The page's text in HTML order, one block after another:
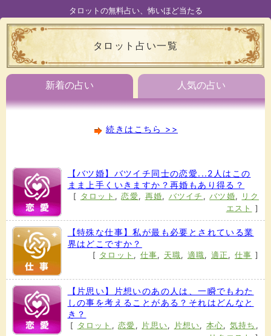
タロットの無料占い、怖いほど当たる
タロット占い一覧
新着の占い 人気の占い
続きはこちら >>
【バツ婚】バツイチ同士の恋愛...2人はこの
まま上手くいきますか？再婚もあり得る？
[ タロット ,恋愛, 再婚, バツイチ ,バツ婚,
リク
エスト
]
【特殊な仕事】私が最も必要とされている業
界はどこですか？
[ タロット , 仕事, 天職, 適職, 適正 , 仕事 ]
【片思い】片想いのあの人は、一瞬でもわた
しの事を考えることがある？それはどんなと
き？
[ タロット ,恋愛 , 片思い, 片想い, 本心, 気持ち ,